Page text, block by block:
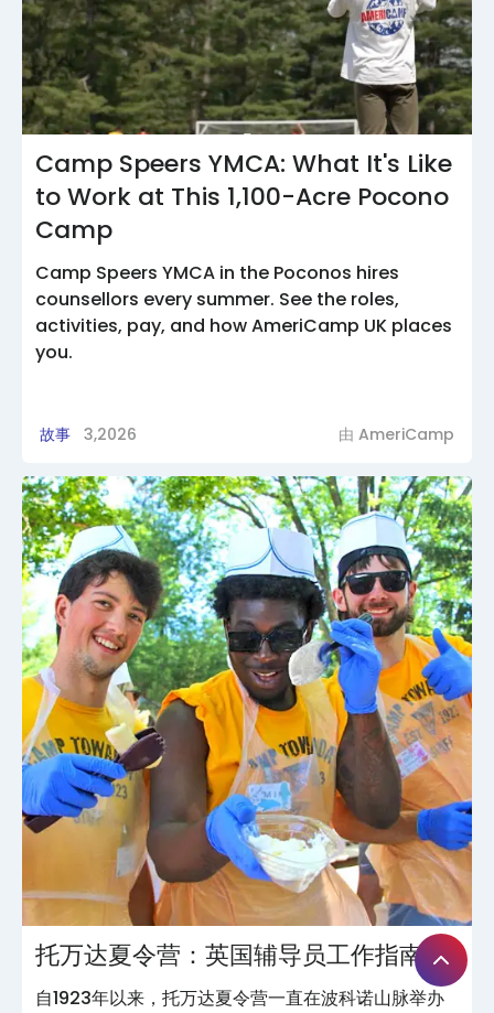
Camp Speers YMCA: What It's Like
to Work at This 1,100-Acre Pocono
Camp
Camp Speers YMCA in the Poconos hires
counsellors every summer. See the roles,
activities, pay, and how AmeriCamp UK places
you.
故事 3,2026 由 AmeriCamp
托万达夏令营：英国辅导员工作指南
自1923年以来，托万达夏令营一直在波科诺山脉举办